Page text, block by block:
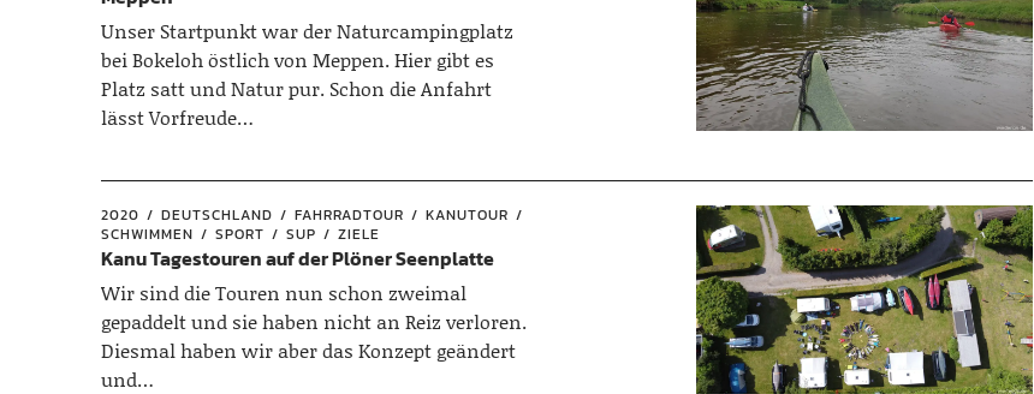
Unser Startpunkt war der Naturcampingplatz
bei Bokeloh östlich von Meppen. Hier gibt es
Platz satt und Natur pur. Schon die Anfahrt
lässt Vorfreude…
2020 DEUTSCHLAND FAHRRADTOUR
KANUTOUR
SCHWIMMEN
SPORT SUP ZIELE
Kanu Tagestouren auf der Plöner Seenplatte
Wir sind die Touren nun schon zweimal
gepaddelt und sie haben nicht an Reiz verloren.
Diesmal haben wir aber das Konzept geändert
und…